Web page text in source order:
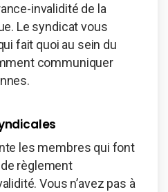
invalidité de la
Le syndicat vous
fait quoi au sein du
communiquer
les membres qui font
règlement
Vous n’avez pas à